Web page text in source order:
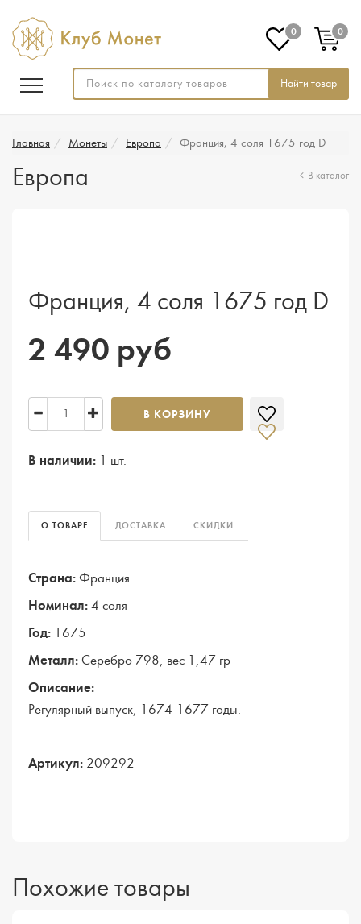
Найти товар
0 0
Главная Монеты Европа Франция, 4 соля 1675 год D
Европа В каталог
Франция, 4 соля 1675 год D
2 490 руб
В КОРЗИНУ
В наличии: 1 шт.
О ТОВАРЕ ДОСТАВКА СКИДКИ
Страна: Франция
Номинал: 4 соля
Год: 1675
Металл: Серебро 798, вес 1,47 гр
Описание:
Регулярный выпуск, 1674-1677 годы.
Артикул: 209292
Похожие товары